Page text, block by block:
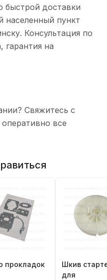
доставки
населенный пункт
Консультация по
гарантия на
Свяжитесь с
все
прокладок
Шкив
для